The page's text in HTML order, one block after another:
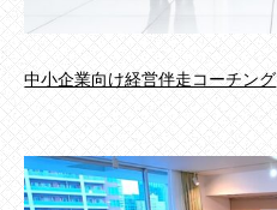
中小企業向け経営伴走コーチング